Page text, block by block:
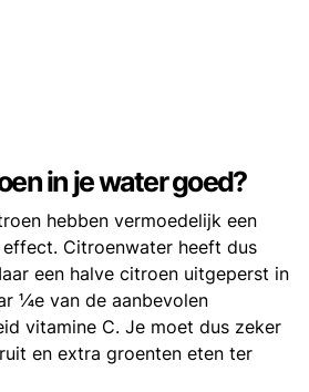
in je water goed?
hebben vermoedelijk een
Citroenwater heeft dus
een halve citroen uitgeperst in
¼e van de aanbevolen
vitamine C. Je moet dus zeker
en extra groenten eten ter